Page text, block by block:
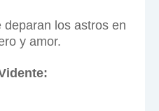
los astros en
y amor.